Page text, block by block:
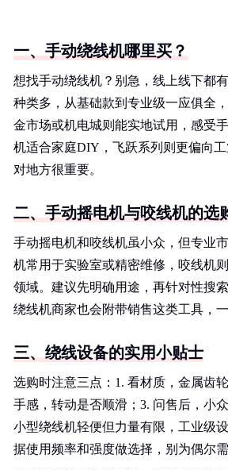
一、手动绕线机哪里买？
想找手动绕线机？别急，线上线下都
种类多，从基础款到专业级一应俱全
金市场或机电城则能实地试用，感受
机适合家庭DIY，飞跃系列则更偏向
对地方很重要。
二、手动摇电机与咬线机的选
手动摇电机和咬线机虽小众，但专业
机常用于实验室或精密维修，咬线机
领域。建议先明确用途，再针对性搜
绕线机商家也会附带销售这类工具，
三、绕线设备的实用小贴士
选购时注意三点：1. 看材质，金属齿
手感，转动是否顺滑；3. 问售后，小
小型绕线机轻便但力量有限，工业级
据使用频率和强度做选择，别为偶尔